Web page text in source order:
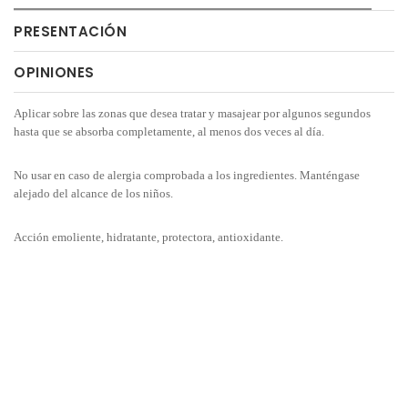
PRESENTACIÓN
OPINIONES
Aplicar sobre las zonas que desea tratar y masajear por algunos segundos
hasta que se absorba completamente, al menos dos veces al día.
No usar en caso de alergia comprobada a los ingredientes. Manténgase
alejado del alcance de los niños.
Acción emoliente, hidratante, protectora, antioxidante.